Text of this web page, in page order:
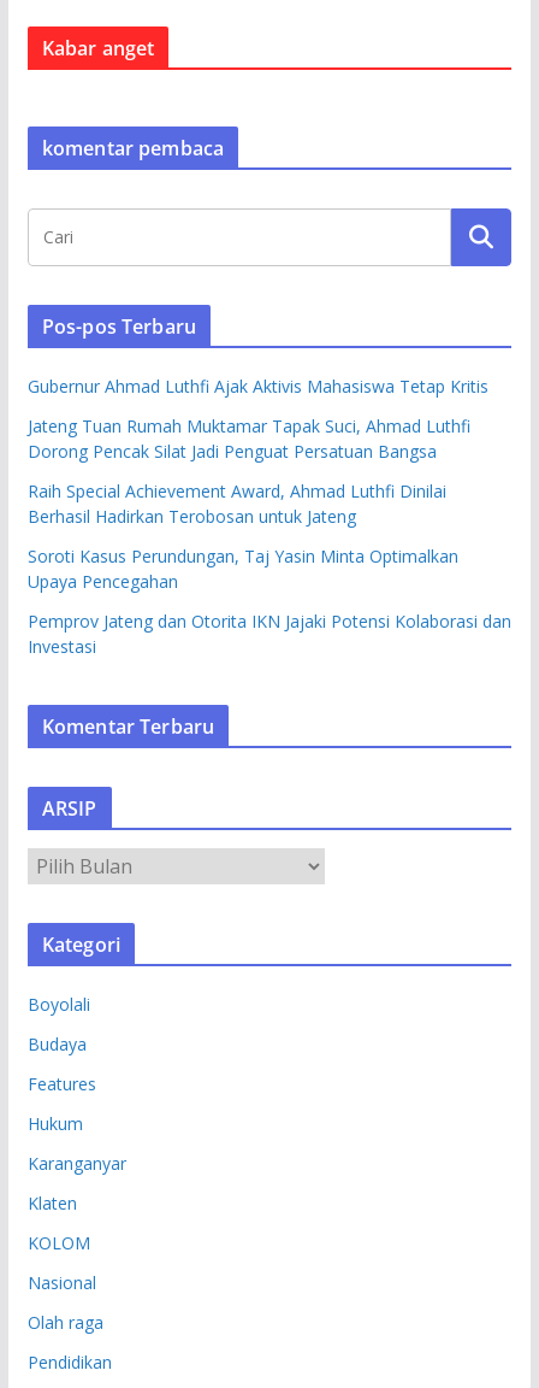
Kabar anget
komentar pembaca
Pos-pos Terbaru
Gubernur Ahmad Luthfi Ajak Aktivis Mahasiswa Tetap Kritis
Jateng Tuan Rumah Muktamar Tapak Suci, Ahmad Luthfi
Dorong Pencak Silat Jadi Penguat Persatuan Bangsa
Raih Special Achievement Award, Ahmad Luthfi Dinilai
Berhasil Hadirkan Terobosan untuk Jateng
Soroti Kasus Perundungan, Taj Yasin Minta Optimalkan
Upaya Pencegahan
Pemprov Jateng dan Otorita IKN Jajaki Potensi Kolaborasi dan
Investasi
Komentar Terbaru
ARSIP
R
S
Kategori
Boyolali
Budaya
Features
Hukum
Karanganyar
Klaten
KOLOM
Nasional
Olah raga
Pendidikan